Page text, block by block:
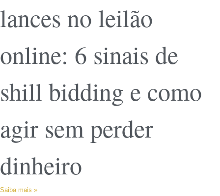
lances no leilão
online: 6 sinais de
shill bidding e como
agir sem perder
dinheiro
Saiba mais »